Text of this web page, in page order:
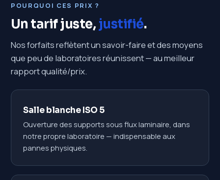
POURQUOI CES PRIX ?
Un tarif juste,justifié.
Nos forfaits reflètent un savoir-faire et des moyens
que peu de laboratoires réunissent — au meilleur
rapport qualité/prix.
Salle blanche ISO 5
Ouverture des supports sous flux laminaire, dans
notre propre laboratoire — indispensable aux
pannes physiques.